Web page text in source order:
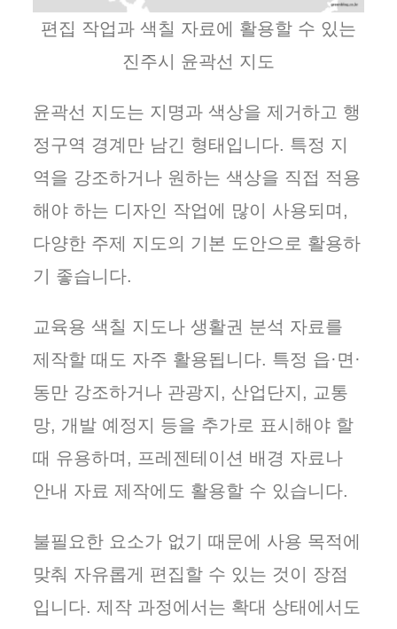
편집 작업과 색칠 자료에 활용할 수 있는
진주시 윤곽선 지도
윤곽선 지도는 지명과 색상을 제거하고 행
정구역 경계만 남긴 형태입니다. 특정 지
역을 강조하거나 원하는 색상을 직접 적용
해야 하는 디자인 작업에 많이 사용되며,
다양한 주제 지도의 기본 도안으로 활용하
기 좋습니다.
교육용 색칠 지도나 생활권 분석 자료를
제작할 때도 자주 활용됩니다. 특정 읍·면·
동만 강조하거나 관광지, 산업단지, 교통
망, 개발 예정지 등을 추가로 표시해야 할
때 유용하며, 프레젠테이션 배경 자료나
안내 자료 제작에도 활용할 수 있습니다.
불필요한 요소가 없기 때문에 사용 목적에
맞춰 자유롭게 편집할 수 있는 것이 장점
입니다. 제작 과정에서는 확대 상태에서도